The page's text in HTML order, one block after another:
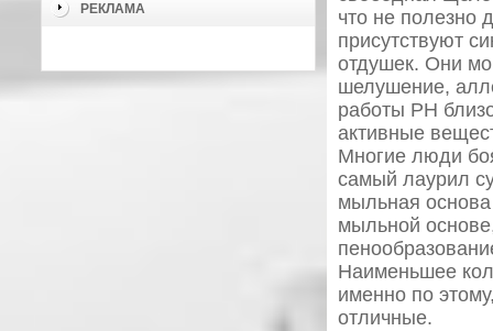
РЕКЛАМА
что не полезно
присутствуют
отдушек. Они
шелушение,
работы PH
активные
Многие люди
самый лаурил
мыльная
мыльной
Наименьшее
именно по
отличные.